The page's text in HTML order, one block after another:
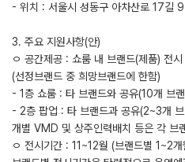
- 위치 : 서울시 성동구 아차산로 17길
3. 주요 지원사항(안)
ㅇ 공간제공 : 쇼룸 내 브랜드(제품) 전
(선정브랜드 중 희망브랜드에 한함)
- 1층 쇼룸 : 타 브랜드와 공유(10개 브
- 2층 팝업 : 타 브랜드과 공유(2~3개
개별 VMD 및 상주인력배치 등은 각 브
ㅇ 전시기간 : 11~12월 (브랜드별 1~2